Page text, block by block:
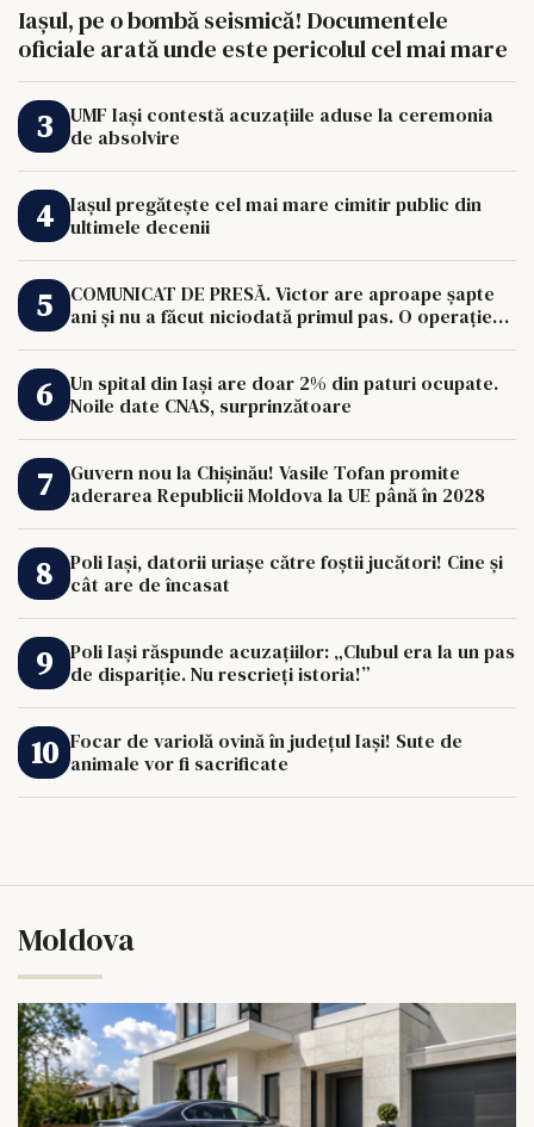
Iașul, pe o bombă seismică! Documentele
oficiale arată unde este pericolul cel mai mare
UMF Iași contestă acuzațiile aduse la ceremonia
de absolvire
Iașul pregătește cel mai mare cimitir public din
ultimele decenii
COMUNICAT DE PRESĂ. Victor are aproape șapte
ani și nu a făcut niciodată primul pas. O operație
Un spital din Iași are doar 2% din paturi ocupate.
Noile date CNAS, surprinzătoare
Guvern nou la Chișinău! Vasile Tofan promite
aderarea Republicii Moldova la UE până în 2028
Poli Iași, datorii uriașe către foștii jucători! Cine și
cât are de încasat
Poli Iași răspunde acuzațiilor: „Clubul era la un pas
de dispariție. Nu rescrieți istoria!”
Focar de variolă ovină în județul Iași! Sute de
animale vor fi sacrificate
Moldova